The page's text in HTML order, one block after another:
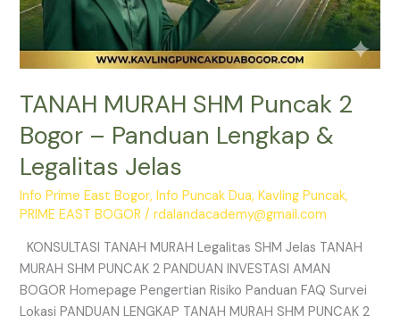
TANAH MURAH SHM Puncak 2
Bogor – Panduan Lengkap &
Legalitas Jelas
Info Prime East Bogor,Info Puncak Dua,Kavling Puncak,
PRIME EAST BOGOR /rdalandacademy@gmail.com
KONSULTASI TANAH MURAH Legalitas SHM Jelas TANAH
MURAH SHM PUNCAK 2 PANDUAN INVESTASI AMAN
BOGOR Homepage Pengertian Risiko Panduan FAQ Survei
Lokasi PANDUAN LENGKAP TANAH MURAH SHM PUNCAK 2